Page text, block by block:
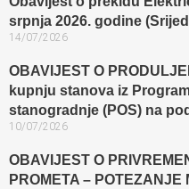
srpnja 2026. godine
14/07/2026
OBAVIJEST O
kupnju stanova iz
stanogradnje (POS) na
10/07/2026
OBAVIJEST O
PROMETA – POTEZANJE